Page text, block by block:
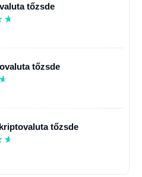
tőzsde
tőzsde
tőzsde